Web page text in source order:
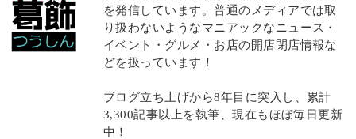
を発信しています。普通のメディアでは取
り扱わないようなマニアックなニュース・
イベント・グルメ・お店の開店閉店情報な
どを扱っています！
ブログ立ち上げから8年目に突入し、累計
3,300記事以上を執筆、現在もほぼ毎日更新
中！